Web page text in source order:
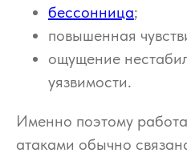
бессонница;
повышенная
ощущение
уязвимости.
Именно поэтому
атаками обычно